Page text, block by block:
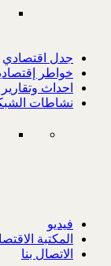
جدل اقتصادي
خواطر
احداث
نشاطات
فيديو
المكتبة
الاتصال بنا